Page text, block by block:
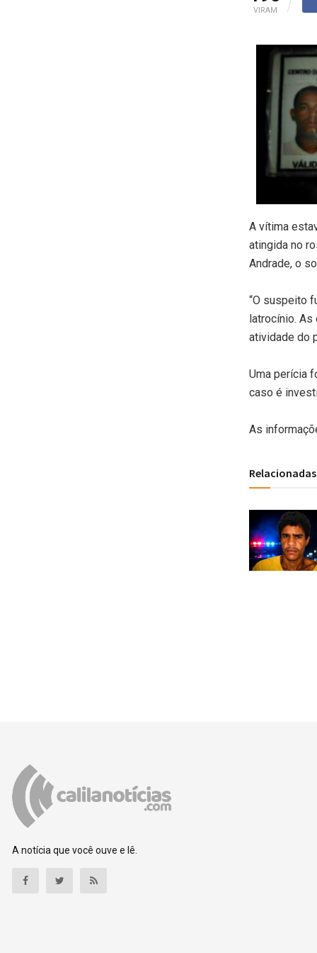
VIRAM
A vítima
atingida no
Andrade, o
“O suspeito
latrocínio. As
atividade do
Uma perícia
caso é
As
Relacionadas
A notícia que você ouve e lê.